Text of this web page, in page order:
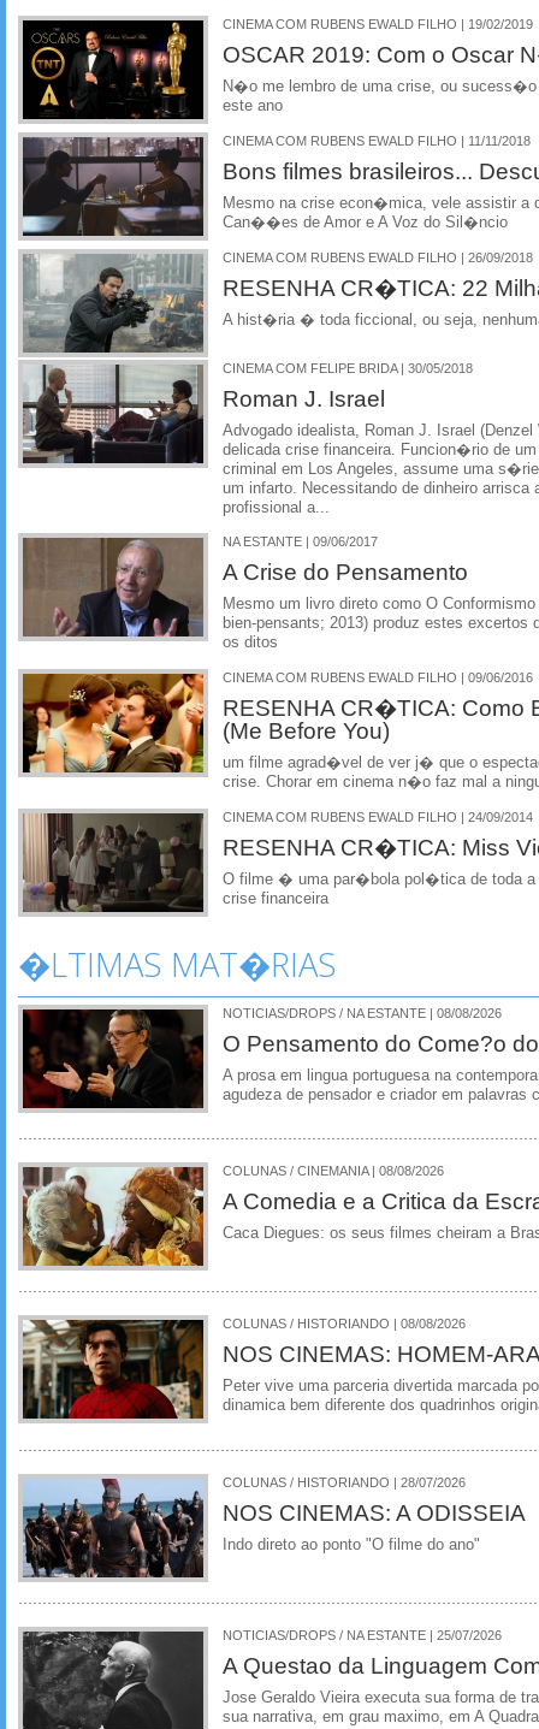
CINEMA COM RUBENS EWALD FILHO | 19/02/2019
OSCAR 2019: Com o Oscar
N�o me lembro de uma crise, ou
este ano
CINEMA COM RUBENS EWALD FILHO | 11/11/2018
Bons filmes brasileiros...
Mesmo na crise econ�mica, vele assistir a
Can��es de Amor e A Voz do Sil�ncio
CINEMA COM RUBENS EWALD FILHO | 26/09/2018
RESENHA CR�TICA: 22
A hist�ria � toda ficcional, ou seja,
CINEMA COM FELIPE BRIDA | 30/05/2018
Roman J. Israel
Advogado idealista, Roman J. Israel (Denzel
delicada crise financeira. Funcion�rio de
criminal em Los Angeles, assume uma
um infarto. Necessitando de dinheiro
profissional a...
NA ESTANTE | 09/06/2017
A Crise do Pensamento
Mesmo um livro direto como O
bien-pensants; 2013) produz estes
os ditos
CINEMA COM RUBENS EWALD FILHO | 09/06/2016
RESENHA CR�TICA: Como
(Me Before You)
um filme agrad�vel de ver j� que o
crise. Chorar em cinema n�o faz mal a
CINEMA COM RUBENS EWALD FILHO | 24/09/2014
RESENHA CR�TICA: Miss
O filme � uma par�bola pol�tica de toda a
crise financeira
�LTIMAS MAT�RIAS
NOTICIAS/DROPS / NA ESTANTE | 08/08/2026
O Pensamento do Come?o
A prosa em lingua portuguesa na
agudeza de pensador e criador em palavras
COLUNAS / CINEMANIA | 08/08/2026
A Comedia e a Critica da
Caca Diegues: os seus filmes cheiram a
COLUNAS / HISTORIANDO | 08/08/2026
NOS CINEMAS: HOMEM-
Peter vive uma parceria divertida marcada
dinamica bem diferente dos quadrinhos
COLUNAS / HISTORIANDO | 28/07/2026
NOS CINEMAS: A ODISSEIA
Indo direto ao ponto "O filme do ano"
NOTICIAS/DROPS / NA ESTANTE | 25/07/2026
A Questao da Linguagem
Jose Geraldo Vieira executa sua forma de
sua narrativa, em grau maximo, em A